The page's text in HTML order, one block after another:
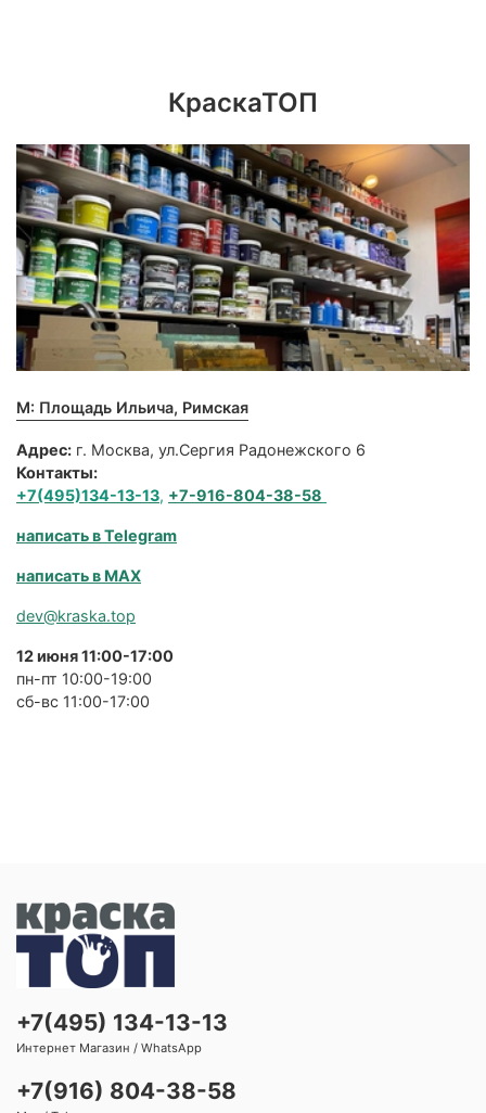
КраскаТОП
М: Площадь Ильича, Римская
Адрес: г. Москва, ул.Сергия Радонежского 6
Контакты:
+7(495)134-13-13, +7-916-804-38-58
написать в Telegram
написать в MAX
dev@kraska.top
12 июня 11:00-17:00
пн-пт 10:00-19:00
сб-вс 11:00-17:00
+7(495) 134-13-13
Интернет Магазин / WhatsApp
+7(916) 804-38-58